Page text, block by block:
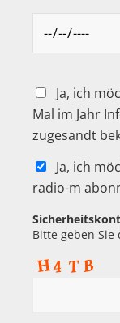
Ja, ich
Mal im Jahr
zugesandt
Ja, ich
radio-m
Bitte geben Sie